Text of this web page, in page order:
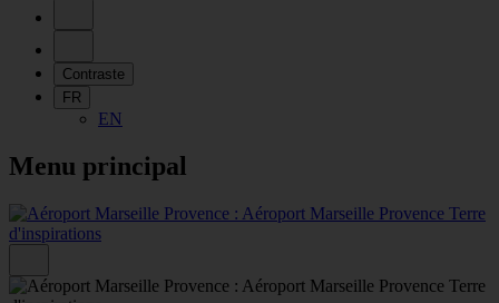
Contraste
FR
EN
Menu principal